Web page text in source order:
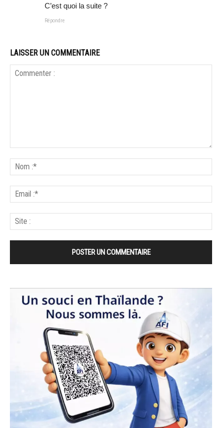
C’est quoi la suite ?
Répondre
LAISSER UN COMMENTAIRE